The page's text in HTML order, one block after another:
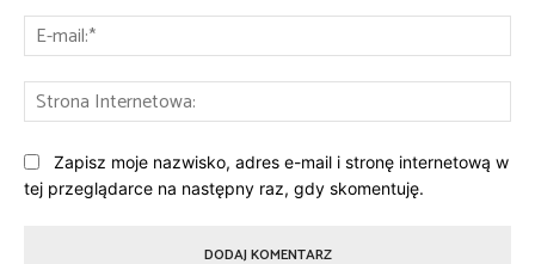
Zapisz moje nazwisko, adres e-mail i stronę internetową w
tej przeglądarce na następny raz, gdy skomentuję.